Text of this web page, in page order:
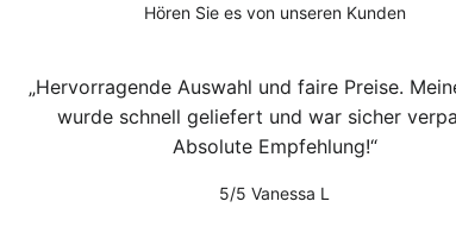
Hören Sie es von unseren Kunden
Hervorragende Auswahl und faire Preise.
wurde schnell geliefert und war sicher
Absolute Empfehlung!
5/5 Vanessa L